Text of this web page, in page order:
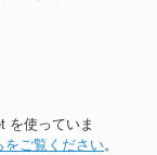
を使っていま
をご覧ください。